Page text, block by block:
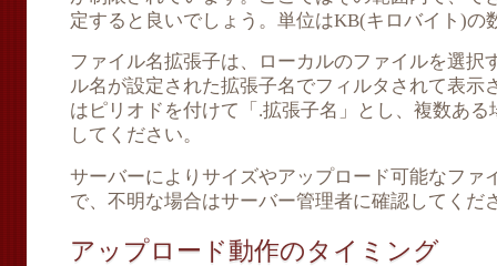
定すると良いでしょう。単位はKB(キロバイト)の
ファイル名拡張子は、ローカルのファイルを選択
ル名が設定された拡張子名でフィルタされて表示
はピリオドを付けて「.拡張子名」とし、複数あ
してください。
サーバーによりサイズやアップロード可能なファ
で、不明な場合はサーバー管理者に確認してくだ
アップロード動作のタイミング